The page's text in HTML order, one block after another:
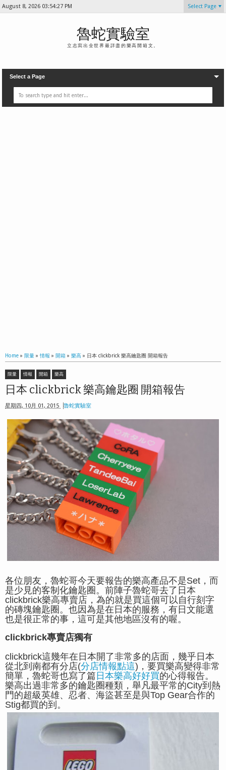
August 8, 2026 03:54:29 PM Select Page
魯蛇實驗室
立志寫出全世界最詳盡的樂高開箱文。
Select a Page
Home » 限量 » 情報 » 開箱 » 樂高 » 日本 clickbrick 樂高鑰匙圈 開箱報告
限量 情報 開箱 樂高
日本 clickbrick 樂高鑰匙圈 開箱報告
星期四, 10月 01, 2015 魯蛇實驗室
各位朋友，魯蛇哥今天要報告的樂高產品不是Set，而
是少見的客制化鑰匙圈。前陣子魯蛇哥去了日本
clickbrick樂高專賣店，為的就是買這個可以自行刻字
的磚塊鑰匙圈。也因為是在日本的服務，有日文能選
也是很正常的事，這可是其他地區沒有的喔。
clickbrick專賣店獨有
clickbrick這幾年在日本開了非常多的店面，幾乎日本
從北到南都有分店(分店情報點這)，要買樂高變得非常
簡單，魯蛇哥也寫了篇 日本樂高好好買的心得報告。
樂高出過非常多的鑰匙圈種類，舉凡最平常的City到熱
門的超級英雄、忍者、海盜甚至是與Top Gear合作的
Stig都買的到。